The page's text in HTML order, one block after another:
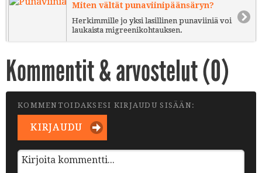
Miten vältät punaviinipäänsäryn?
Herkimmille jo yksi lasillinen punaviiniä voi
laukaista migreenikohtauksen.
Kommentit & arvostelut (0)
KOMMENTOIDAKSESI KIRJAUDU SISÄÄN:
KIRJAUDU